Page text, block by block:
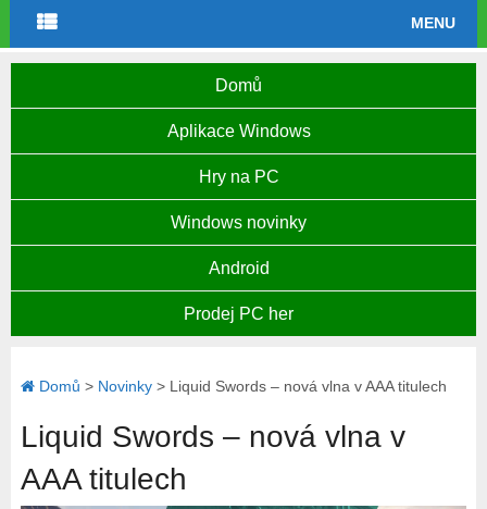
MENU
Domů
Aplikace Windows
Hry na PC
Windows novinky
Android
Prodej PC her
Domů > Novinky> Liquid Swords – nová vlna v AAA titulech
Liquid Swords – nová vlna v
AAA titulech